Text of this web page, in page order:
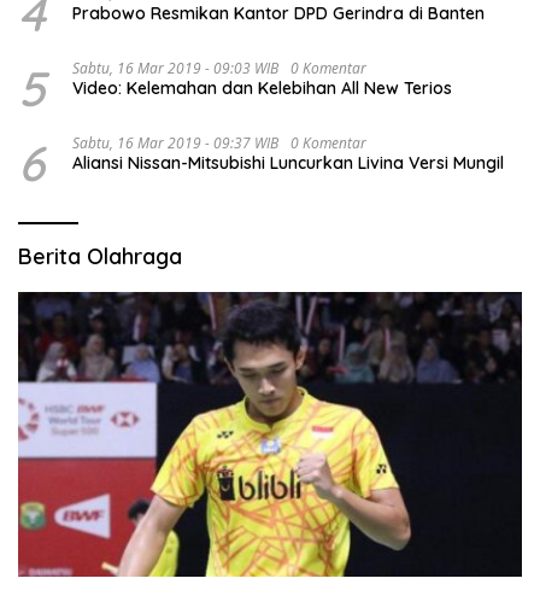
4 Prabowo Resmikan Kantor DPD Gerindra di Banten
5 Sabtu, 16 Mar 2019 - 09:03 WIB 0 Komentar
Video: Kelemahan dan Kelebihan All New Terios
6 Sabtu, 16 Mar 2019 - 09:37 WIB 0 Komentar
Aliansi Nissan-Mitsubishi Luncurkan Livina Versi Mungil
Berita Olahraga